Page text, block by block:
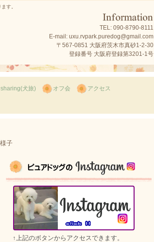
す。
TEL: 090-8790-8111
E-mail: uxu.rvpark.puredog@gmail.com
〒567-0851 大阪府茨木市真砂1-2-30
登録番号 大阪府登録第3201-1号
犬旅) オフ会 アクセス
子
↑上記のボタンからアクセスできます。